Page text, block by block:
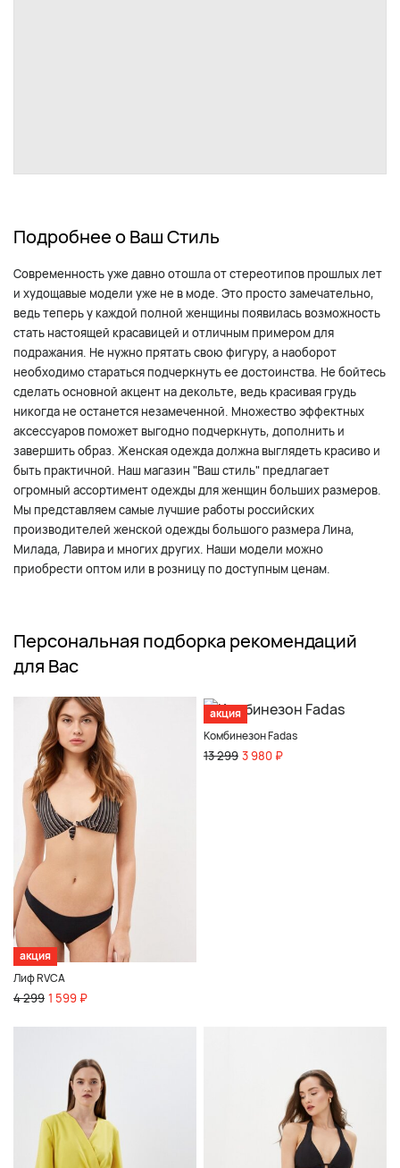
Подробнее о Ваш Стиль
Современность уже давно отошла от стереотипов прошлых лет
и худощавые модели уже не в моде. Это просто замечательно,
ведь теперь у каждой полной женщины появилась возможность
стать настоящей красавицей и отличным примером для
подражания. Не нужно прятать свою фигуру, а наоборот
необходимо стараться подчеркнуть ее достоинства. Не бойтесь
сделать основной акцент на декольте, ведь красивая грудь
никогда не останется незамеченной. Множество эффектных
аксессуаров поможет выгодно подчеркнуть, дополнить и
завершить образ. Женская одежда должна выглядеть красиво и
быть практичной. Наш магазин "Ваш стиль" предлагает
огромный ассортимент одежды для женщин больших размеров.
Мы представляем самые лучшие работы российских
производителей женской одежды большого размера Лина,
Милада, Лавира и многих других. Наши модели можно
приобрести оптом или в розницу по доступным ценам.
Персональная подборка рекомендаций
для Вас
акция
Лиф RVCA
4 299 1 599 ₽
акция
Комбинезон Fadas
13 299 3 980 ₽